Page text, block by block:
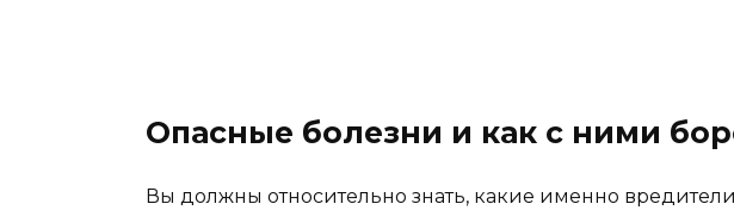
Опасные болезни и как с ними
Вы должны относительно знать, какие именно